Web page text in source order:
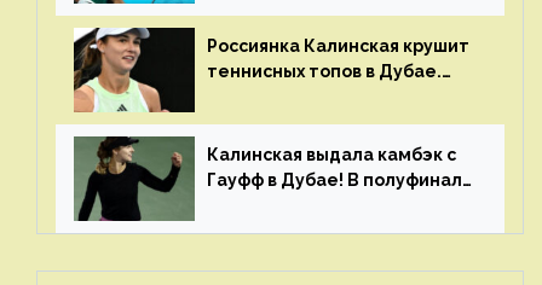
Россиянка Калинская крушит
теннисных топов в Дубае.
рейтинга
Калинская выдала камбэк с
Гауфф в Дубае! В полуфинале
Свёнтек